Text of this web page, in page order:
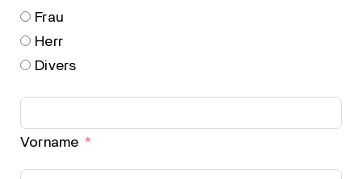
Frau
Herr
Divers
Vorname